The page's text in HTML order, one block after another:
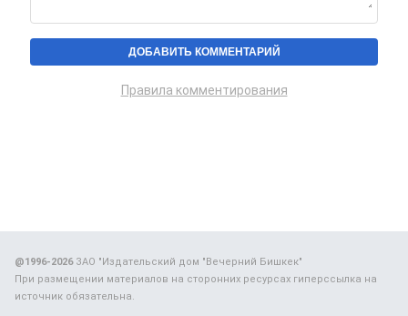
Правила комментирования
@1996-2026ЗАО "Издательский дом "Вечерний Бишкек"
При размещении материалов на сторонних ресурсах гиперссылка на
источник обязательна.